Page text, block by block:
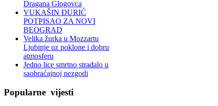
Dragana Glogovca
VUKAŠIN ĐURIĆ
POTPISAO ZA NOVI
BEOGRAD
Velika žurka u Mozzartu
Ljubinje uz poklone i dobru
atmosferu
Jedno lice smrtno stradalo u
saobraćajnoj nezgodi
Popularne vijesti